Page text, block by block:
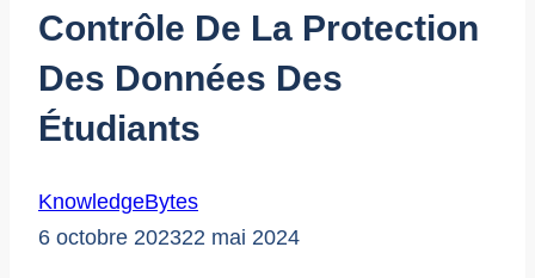
Contrôle De La Protection
Des Données Des
Étudiants
KnowledgeBytes
6 octobre 202322 mai 2024